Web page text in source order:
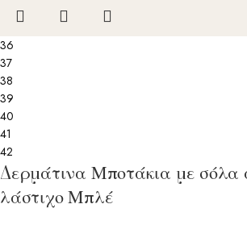
36
37
38
39
40
41
42
Δερμάτινα Μποτάκια με σόλα
λάστιχο Μπλέ